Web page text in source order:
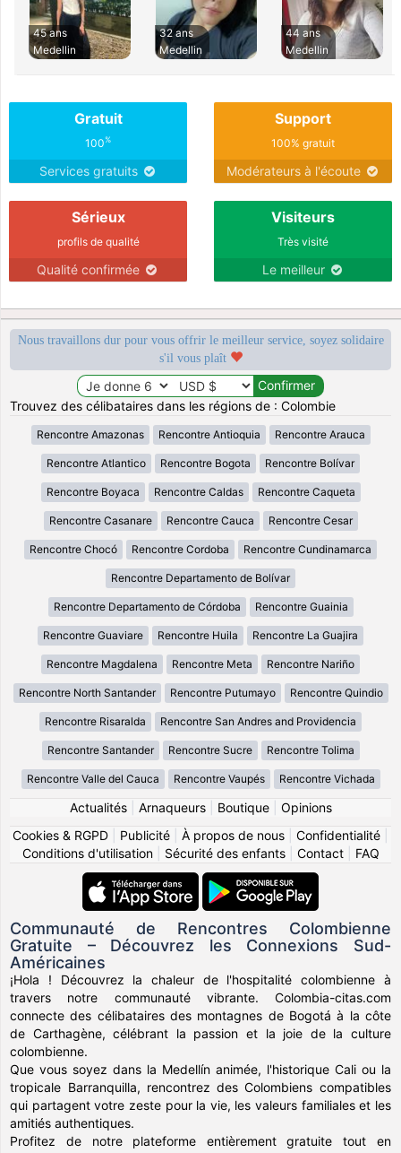
45 ans
Medellin
32 ans
Medellin
44 ans
Medellin
Gratuit
100%
Services gratuits
Support
100% gratuit
Modérateurs à l'écoute
Sérieux
profils de qualité
Qualité confirmée
Visiteurs
Très visité
Le meilleur
Nous travaillons dur pour vous offrir le meilleur service, soyez solidaire
s'il vous plaît
Trouvez des célibataires dans les régions de : Colombie
Rencontre Amazonas Rencontre Antioquia Rencontre Arauca
Rencontre Atlantico Rencontre Bogota Rencontre Bolívar
Rencontre Boyaca Rencontre Caldas Rencontre Caqueta
Rencontre Casanare Rencontre Cauca Rencontre Cesar
Rencontre Chocó Rencontre Cordoba Rencontre Cundinamarca
Rencontre Departamento de Bolívar
Rencontre Departamento de Córdoba Rencontre Guainia
Rencontre Guaviare Rencontre Huila Rencontre La Guajira
Rencontre Magdalena Rencontre Meta Rencontre Nariño
Rencontre North Santander Rencontre Putumayo Rencontre Quindio
Rencontre Risaralda Rencontre San Andres and Providencia
Rencontre Santander Rencontre Sucre Rencontre Tolima
Rencontre Valle del Cauca Rencontre Vaupés Rencontre Vichada
Actualités| Arnaqueurs| Boutique| Opinions
Cookies & RGPD
Publicité À propos de nous Confidentialité
Conditions d'utilisation| Sécurité des enfants| Contact| FAQ
Communauté de Rencontres Colombienne
Gratuite – Découvrez les Connexions Sud-
Américaines
¡Hola ! Découvrez la chaleur de l'hospitalité colombienne à
travers notre communauté vibrante. Colombia-citas.com
connecte des célibataires des montagnes de Bogotá à la côte
de Carthagène, célébrant la passion et la joie de la culture
colombienne.
Que vous soyez dans la Medellín animée, l'historique Cali ou la
tropicale Barranquilla, rencontrez des Colombiens compatibles
qui partagent votre zeste pour la vie, les valeurs familiales et les
amitiés authentiques.
Profitez de notre plateforme entièrement gratuite tout en